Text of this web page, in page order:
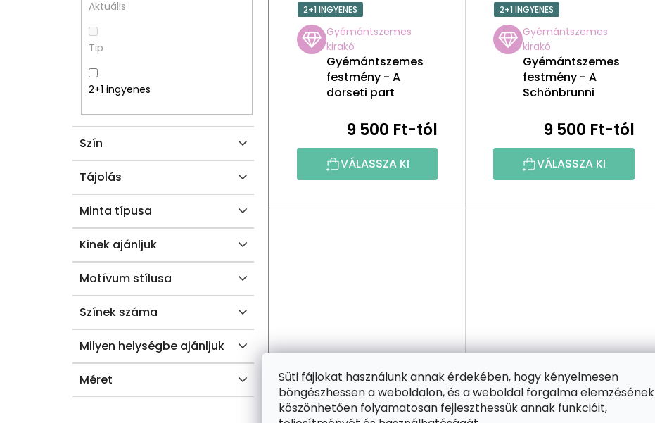
Süti fájlokat használunk annak érdekében, hogy kényelmesen
böngészhessen a weboldalon, és a weboldal forgalma elemzésének
köszönhetően folyamatosan fejleszthessük annak funkcióit,
Aktuális
Tip
2+1 ingyenes
Szín
Tájolás
Minta típusa
Kinek ajánljuk
Motívum stílusa
Színek száma
Milyen helységbe ajánljuk
Méret
J
2+1 INGYENES
Gyémántszemes
kirakó
Gyémántszemes
festmény - A
dorseti part
9 500 Ft-tól
VÁLASSZA KI
2+1 INGYENES
Gyémántszemes
kirakó
Gyémántszemes
festmény - A
Schönbrunni
9 500 Ft-tól
VÁLASSZA KI
2+1 INGYENES